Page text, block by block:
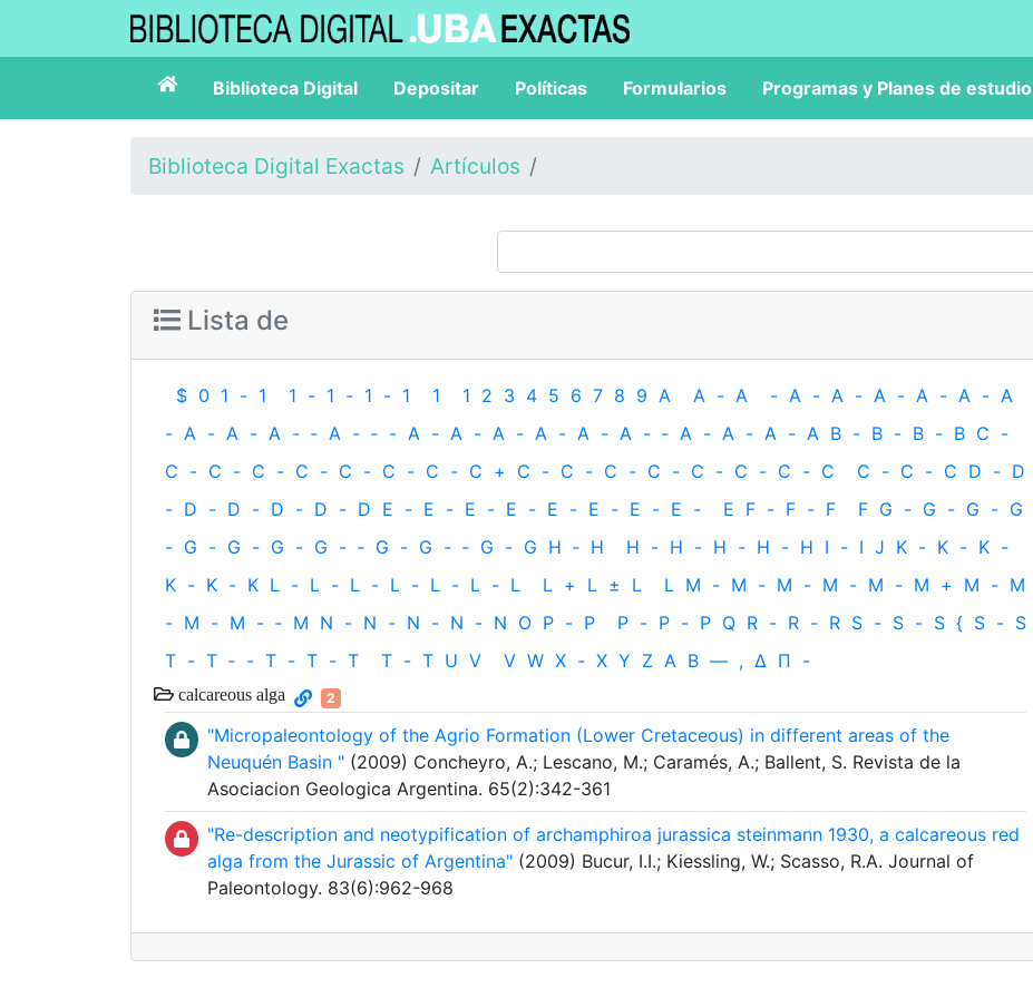
Biblioteca Digital Depositar Políticas Formularios Programas y Planes de estudio
Biblioteca Digital Exactas Artículos
Lista de
$ 0 1 - 1 1 - 1 - 1 - 1 1 1 2 3 4 5 6 7 8 9 A A - A - A - A - A - A - A - A
- A - A - A - ‐ A - ‐ - A - A - A - A - A - A - ‐ A - A - A - A B - B - B - B C -
C - C - C - C - C - C - C - C + C - C - C - C - C - C - C - C C - C - C D - D
- D - D - D - D - D E - E - E - E - E - E - E - E - E F - F - F F G - G - G - G
- G - G - G - G - ‐ G - G - ‐ G - G H ‐ H H - H - H - H - H I - I J K - K - K -
K - K - K L - L - L - L - L - L - L L + L ± L L M - M - M - M - M - M + M - M
- M - M - ‐ M N - N - N - N - N O P - P P - P - P Q R - R - R S - S - S { S - S
T - T ‐ - T - T - T T - T U V V W X - X Y Z Α Β — , Δ Π -
calcareous alga 2
"Micropaleontology of the Agrio Formation (Lower Cretaceous) in different areas of the
Neuquén Basin " (2009) Concheyro, A.; Lescano, M.; Caramés, A.; Ballent, S. Revista de la
Asociacion Geologica Argentina. 65(2):342-361
"Re-description and neotypification of archamphiroa jurassica steinmann 1930, a calcareous red
alga from the Jurassic of Argentina" (2009) Bucur, I.I.; Kiessling, W.; Scasso, R.A. Journal of
Paleontology. 83(6):962-968